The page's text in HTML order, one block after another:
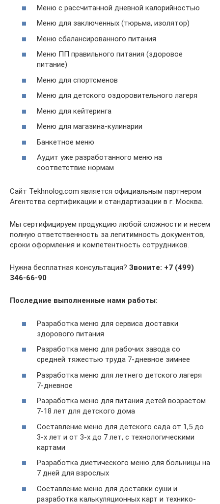
Меню с рассчитанной дневной калорийностью
Меню для заключенных (тюрьма, изолятор)
Меню сбалансированного питания
Меню ПП правильного питания (здоровое
питание)
Меню для спортсменов
Меню для детского оздоровительного лагеря
Меню для кейтеринга
Меню для магазина-кулинарии
Банкетное меню
Аудит уже разработанного меню на
соответствие нормам
Сайт Tekhnolog.com является официальным партнером
Агентства сертификации и стандартизации в г. Москва.
Мы сертифицируем продукцию любой сложности и несем
полную ответственность за легитимность документов,
сроки оформления и компетентность сотрудников.
Нужна бесплатная консультация? Звоните: +7 (499)
346-66-90
Последние выполненные нами работы:
Разработка меню для сервиса доставки
здорового питания
Разработка меню для рабочих завода со
средней тяжестью труда 7-дневное зимнее
Разработка меню для летнего детского лагеря
7-дневное
Разработка меню для питания детей возрастом
7-18 лет для детского дома
Составление меню для детского сада от 1,5 до
3-х лет и от 3-х до 7 лет, с технологическими
картами
Разработка диетического меню для больницы на
7 дней для взрослых
Составление меню для доставки суши и
разработка калькуляционных карт и технико-